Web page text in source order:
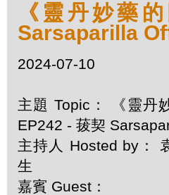
《靈丹妙藥
Sarsaparilla
2024-07-10
主題 Topic： 《靈丹
EP242 - 菝契
主持人 Hosted by：
生
嘉賓 Guest：